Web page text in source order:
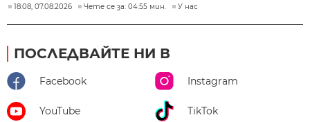
18:08, 07.08.2026 Чете се за: 04:55 мин. У нас
ПОСЛЕДВАЙТЕ НИ В
Facebook Instagram
YouTube TikTok